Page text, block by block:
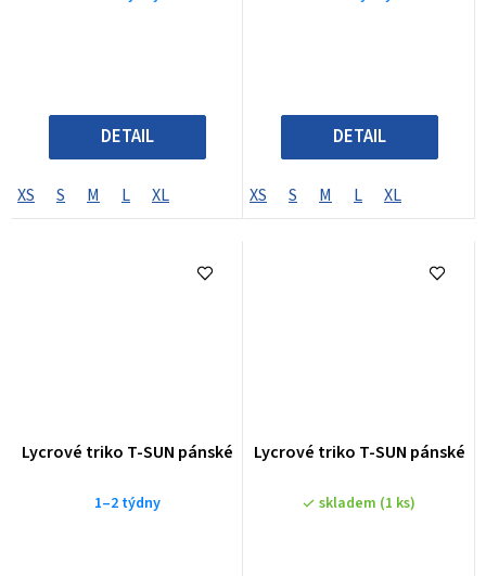
DETAIL
XS S M L XL
DETAIL
XS S M L XL
Lycrové triko T-SUN pánské
1–2 týdny
Lycrové triko T-SUN pánské
skladem (1 ks)